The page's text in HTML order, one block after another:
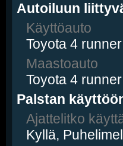
Autoiluun
Käyttöauto
Toyota 4
Maastoauto
Toyota 4
Palstan
Ajattelitko
Kyllä,